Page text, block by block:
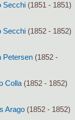
Secchi (1851 - 1851)
Secchi (1852 - 1852)
Petersen (1852 -
Colla (1852 - 1852)
Arago (1852 - 1852)